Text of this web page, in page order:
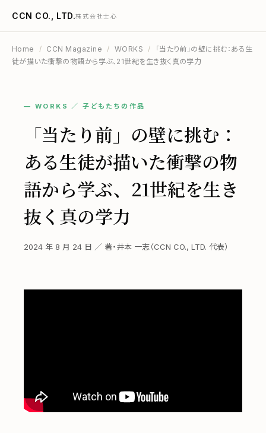
CCN CO., LTD.株式会社士心
Home / CCN Magazine / WORKS /
「当たり前」の壁に挑む：ある生
徒が描いた衝撃の物語から学ぶ、21世紀を生き抜く真の学力
— WORKS ／ 子どもたちの作品
「当たり前」の壁に挑む：
ある生徒が描いた衝撃の物
語から学ぶ、21世紀を生き
抜く真の学力
2024 年 8 月 24 日 ／ 著・井本 一志（CCN CO., LTD. 代表）